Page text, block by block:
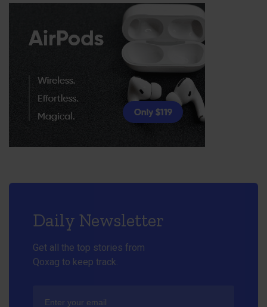
Daily Newsletter
Get all the top stories from
Qoxag to keep track.